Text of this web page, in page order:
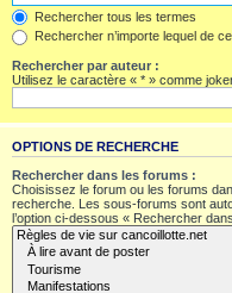
Rechercher tous les termes
Rechercher n’importe lequel de
Rechercher par auteur :
Utilisez le caractère « * » comme
OPTIONS DE RECHERCHE
Rechercher dans les forums :
Choisissez le forum ou les forums
recherche. Les sous-forums sont
l’option ci-dessous « Rechercher